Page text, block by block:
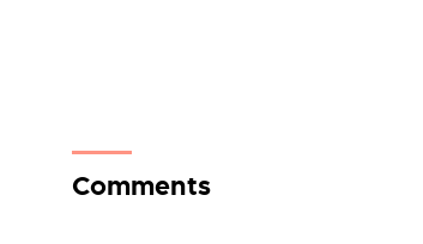
Comments